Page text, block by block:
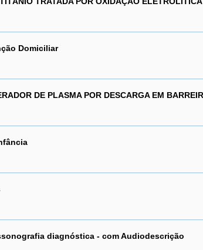
Domiciliar
DE PLASMA POR DESCARGA EM
diagnóstica - com Audiodescrição